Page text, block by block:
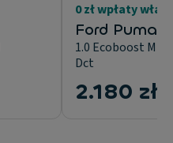
0 zł wpłaty
Ford Puma
1.0 Ecoboost
Dct
2.180 zł